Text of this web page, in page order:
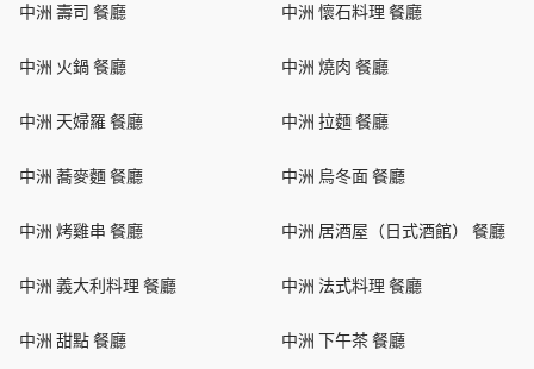
中洲 壽司 餐廳 中洲 懷石料理 餐廳
中洲 火鍋 餐廳 中洲 燒肉 餐廳
中洲 天婦羅 餐廳 中洲 拉麵 餐廳
中洲 蕎麥麵 餐廳 中洲 烏冬面 餐廳
中洲 烤雞串 餐廳 中洲 居酒屋（日式酒館） 餐廳
中洲 義大利料理 餐廳 中洲 法式料理 餐廳
中洲 甜點 餐廳 中洲 下午茶 餐廳